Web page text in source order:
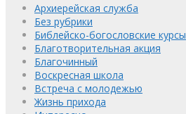
Архиерейская служба
Без рубрики
Библейско-богословские курсы
Благотворительная акция
Благочинный
Воскресная школа
Встреча с молодежью
Жизнь прихода